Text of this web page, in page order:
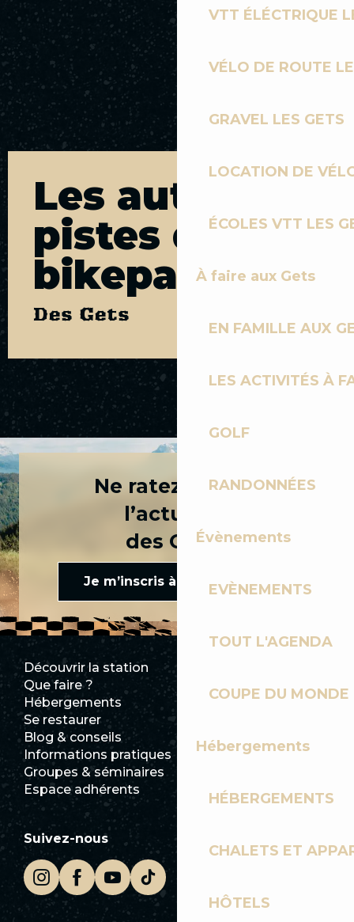
VTT ÉLÉCTRIQUE
VÉLO DE ROUTE
GRAVEL LES GETS
LOCATION DE
ÉCOLES VTT LES
À faire aux Gets
EN FAMILLE AUX
LES ACTIVITÉS À
GOLF
RANDONNÉES
Évènements
EVÈNEMENTS
TOUT L'AGENDA
COUPE DU
Hébergements
HÉBERGEMENTS
CHALETS ET
HÔTELS
Les autres
pistes du
bikepark
Des Gets
THE SHORE
Ne ratez rien de
l’actualité
des Gets !
Je m’inscris à la newsletter
Découvrir la station
Que faire ?
Hébergements
Se restaurer
Blog & conseils
Informations pratiques
Groupes & séminaires
Espace adhérents
Club Les Gets
Documentation
Ecotourisme
Mairie
Les Gets Tourisme
Suivez-nous